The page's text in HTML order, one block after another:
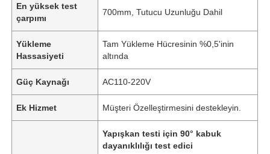
En yüksek test
çarpımı
700mm, Tutucu Uzunluğu Dahil
Yükleme
Hassasiyeti
Tam Yükleme Hücresinin %0,5'inin
altında
Güç Kaynağı AC110-220V
Ek Hizmet Müşteri Özelleştirmesini destekleyin.
Yapışkan testi için 90° kabuk
dayanıklılığı test edici